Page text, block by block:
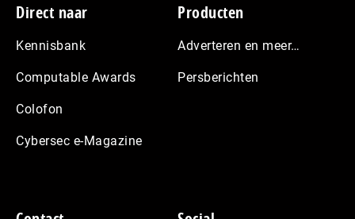
Footer
Direct naar
Kennisbank
Computable Awards
Colofon
Cybersec e-Magazine
Producten
Adverteren en meer…
Persberichten